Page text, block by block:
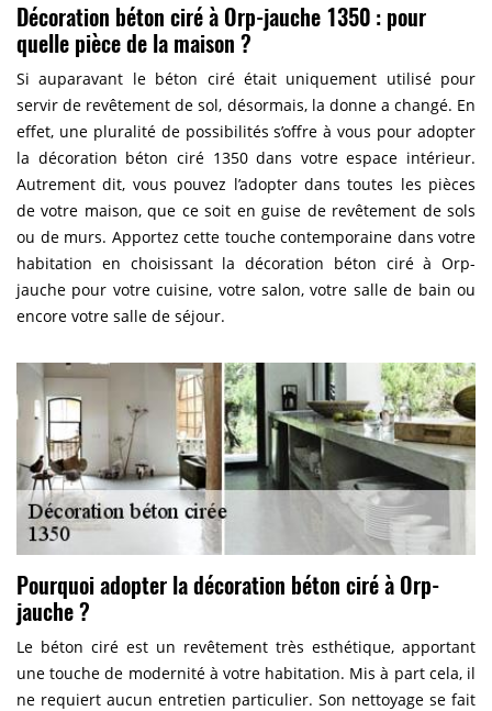
Décoration béton ciré à Orp-jauche 1350 : pour
quelle pièce de la maison ?
Si auparavant le béton ciré était uniquement utilisé pour
servir de revêtement de sol, désormais, la donne a changé. En
effet, une pluralité de possibilités s’offre à vous pour adopter
la décoration béton ciré 1350 dans votre espace intérieur.
Autrement dit, vous pouvez l’adopter dans toutes les pièces
de votre maison, que ce soit en guise de revêtement de sols
ou de murs. Apportez cette touche contemporaine dans votre
habitation en choisissant la décoration béton ciré à Orp-
jauche pour votre cuisine, votre salon, votre salle de bain ou
encore votre salle de séjour.
Pourquoi adopter la décoration béton ciré à Orp-
jauche ?
Le béton ciré est un revêtement très esthétique, apportant
une touche de modernité à votre habitation. Mis à part cela, il
ne requiert aucun entretien particulier. Son nettoyage se fait